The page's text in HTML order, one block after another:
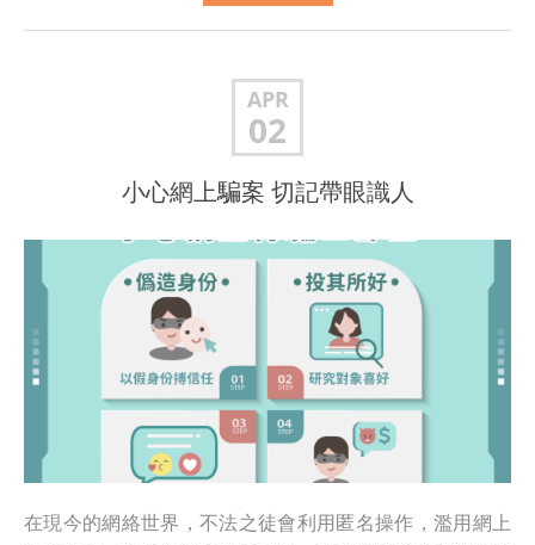
APR
02
小心網上騙案 切記帶眼識人
在現今的網絡世界，不法之徒會利用匿名操作，濫用網上